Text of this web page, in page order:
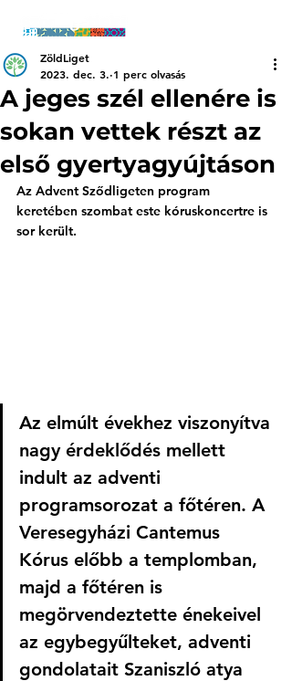
A jeges szél ellenére is
sokan vettek részt az
első gyertyagyújtáson
ZöldLiget
2023. dec. 3. 1 perc olvasás
Az Advent Sződligeten program
keretében szombat este kóruskoncertre is
sor került.
Az elmúlt évekhez viszonyítva
nagy érdeklődés mellett
indult az adventi
programsorozat a főtéren. A
Veresegyházi Cantemus
Kórus előbb a templomban,
majd a főtéren is
megörvendeztette énekeivel
az egybegyűlteket, adventi
gondolatait Szaniszló atya